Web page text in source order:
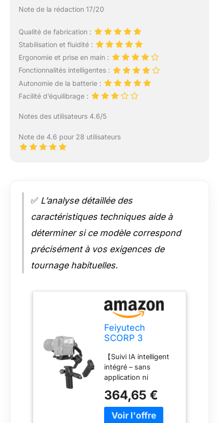
Note de la rédaction 17/20
Qualité de fabrication :
Stabilisation et fluidité :
Ergonomie et prise en main :
Fonctionnalités intelligentes :
Autonomie de la batterie :
Facilité d’équilibrage :
Notes des utilisateurs 4.6/5
Note de 4.6 pour 28 utilisateurs
✅ L’analyse détaillée des
caractéristiques techniques aide à
déterminer si ce modèle correspond
précisément à vos exigences de
tournage habituelles.
Feiyutech
SCORP 3
Stabilisateur de
Cardan pour
Appareil Photo
avec Suivi AI 4.0
Intégré,Charge
utile de
3,5kg,Poignée
【Suivi IA intelligent
intégré – sans
application ni
stabilisateur appareil
photo intègre un
module IA avancé
364,65 €